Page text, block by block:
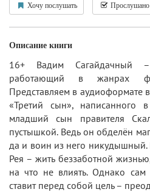
Хочу послушать Прослушано
Описание книги
16+ Вадим Сагайдачный –
работающий в жанрах
Представляем в аудиоформате
«Третий сын», написанного
младший сын правителя
пустышкой. Ведь он обделён
да и воин из него
Рея – жить беззаботной
на что не влиять. Однако сам
ставит перед собой цель –